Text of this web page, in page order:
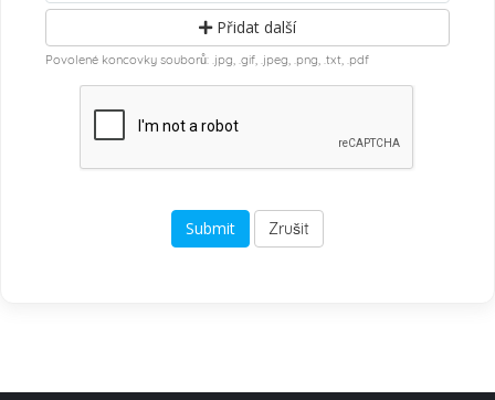
Přidat další
Povolené koncovky souborů: .jpg, .gif, .jpeg, .png, .txt, .pdf
Zrušit